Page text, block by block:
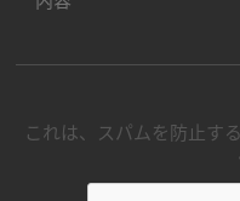
これは、スパムを防止す